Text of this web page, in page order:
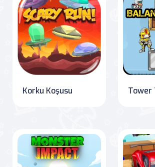
Korku Koşusu